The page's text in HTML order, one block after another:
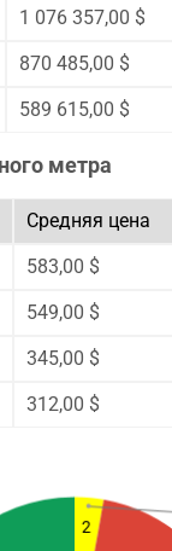
1 076 357,00 $
870 485,00 $
589 615,00 $
метра
Средняя цена
583,00 $
549,00 $
345,00 $
312,00 $